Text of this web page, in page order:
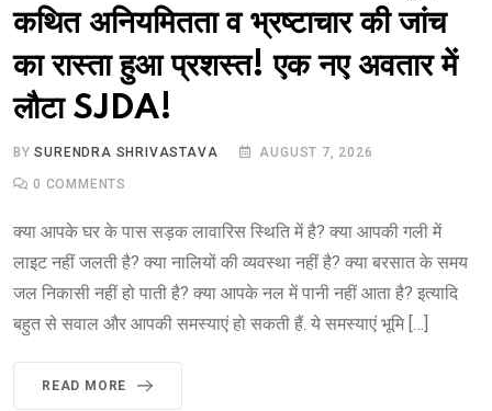
कथित अनियमितता व भ्रष्टाचार की जांच
का रास्ता हुआ प्रशस्त! एक नए अवतार में
लौटा SJDA!
BYSURENDRA SHRIVASTAVA AUGUST 7, 2026
0 COMMENTS
क्या आपके घर के पास सड़क लावारिस स्थिति में है? क्या आपकी गली में
लाइट नहीं जलती है? क्या नालियों की व्यवस्था नहीं है? क्या बरसात के समय
जल निकासी नहीं हो पाती है? क्या आपके नल में पानी नहीं आता है? इत्यादि
बहुत से सवाल और आपकी समस्याएं हो सकती हैं. ये समस्याएं भूमि […]
READ MORE